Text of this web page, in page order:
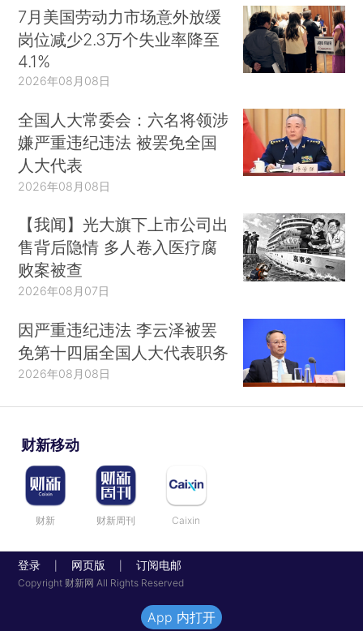
7月美国劳动力市场意外放缓
岗位减少2.3万个失业率降至
4.1%
2026年08月08日
全国人大常委会：六名将领涉
嫌严重违纪违法 被罢免全国
人大代表
2026年08月08日
【我闻】光大旗下上市公司出
售背后隐情 多人卷入医疗腐
败案被查
2026年08月07日
因严重违纪违法 李云泽被罢
免第十四届全国人大代表职务
2026年08月08日
财新移动
财新 财新周刊 Caixin
登录 网页版 订阅电邮
Copyright 财新网 All Rights Reserved
App 内打开